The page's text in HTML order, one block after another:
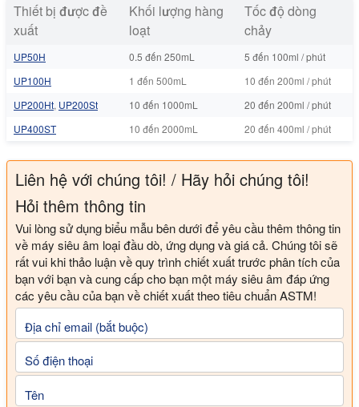
Thiết bị được đề
xuất
Khối lượng hàng
loạt
Tốc độ dòng
chảy
UP50H 0.5 đến 250mL
5 đến 100ml / phút
UP100H
1 đến 500mL
10 đến 200ml / phút
UP200Ht, UP200St 10 đến 1000mL
20 đến 200ml / phút
UP400ST
10 đến 2000mL 20 đến 400ml / phút
Liên hệ với chúng tôi! / Hãy hỏi chúng tôi!
Hỏi thêm thông tin
Vui lòng sử dụng biểu mẫu bên dưới để yêu cầu thêm thông tin
về máy siêu âm loại đầu dò, ứng dụng và giá cả. Chúng tôi sẽ
rất vui khi thảo luận về quy trình chiết xuất trước phân tích của
bạn với bạn và cung cấp cho bạn một máy siêu âm đáp ứng
các yêu cầu của bạn về chiết xuất theo tiêu chuẩn ASTM!
Địa chỉ email (bắt buộc)
Số điện thoại
Tên